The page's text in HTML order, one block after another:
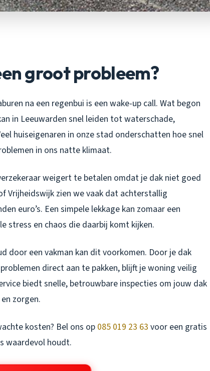
groot probleem?
na een regenbui is een wake-up call. Wat begon
in Leeuwarden snel leiden tot waterschade,
huiseigenaren in onze stad onderschatten hoe snel
in ons natte klimaat.
weigert te betalen omdat je dak niet goed
Vrijheidswijk zien we vaak dat achterstallig
euro’s. Een simpele lekkage kan zomaar een
stress en chaos die daarbij komt kijken.
door een vakman kan dit voorkomen. Door je dak
direct aan te pakken, blijft je woning veilig
biedt snelle, betrouwbare inspecties om jouw dak
zorgen.
kosten? Bel ons op085 019 23 63 voor een gratis
waardevol houdt.